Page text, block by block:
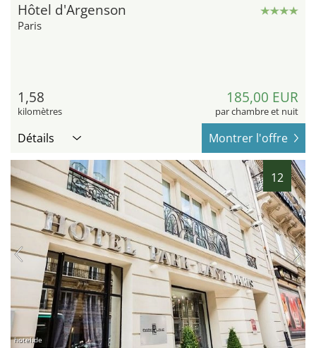
Hôtel d'Argenson
Paris
1,58
kilomètres
185,00 EUR
par chambre et nuit
Détails Montrer l'offre
12
hotel.de